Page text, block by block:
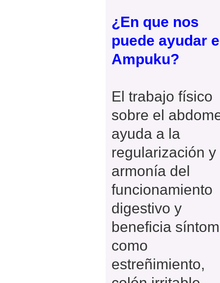
¿En que nos
puede ayudar
Ampuku?
El trabajo físico
sobre el
ayuda a la
regularización y
armonía del
funcionamiento
digestivo y
beneficia
como
estreñimiento,